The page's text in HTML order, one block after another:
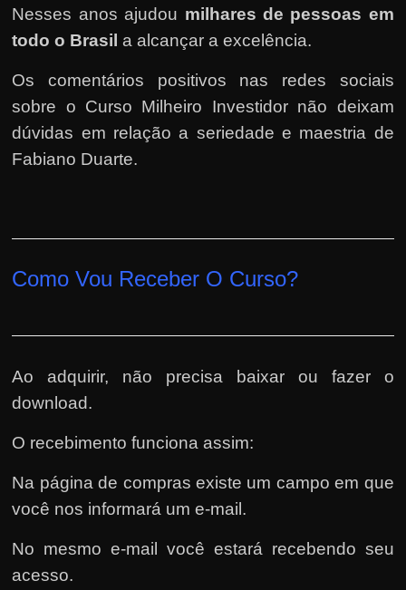
Nesses anos ajudou milhares de pessoas em
todo o Brasil a alcançar a excelência.
Os comentários positivos nas redes sociais
sobre o Curso Milheiro Investidor não deixam
dúvidas em relação a seriedade e maestria de
Fabiano Duarte.
Como Vou Receber O Curso?
Ao adquirir, não precisa baixar ou fazer o
download.
O recebimento funciona assim:
Na página de compras existe um campo em que
você nos informará um e-mail.
No mesmo e-mail você estará recebendo seu
acesso.